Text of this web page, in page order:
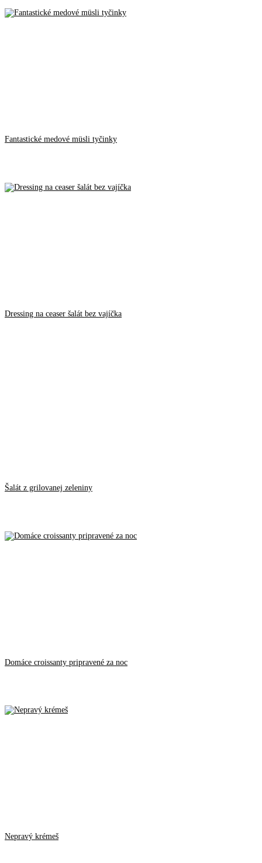
Fantastické medové müsli tyčinky
Dressing na ceaser šalát bez vajíčka
Šalát z grilovanej zeleniny
Domáce croissanty pripravené za noc
Nepravý krémeš